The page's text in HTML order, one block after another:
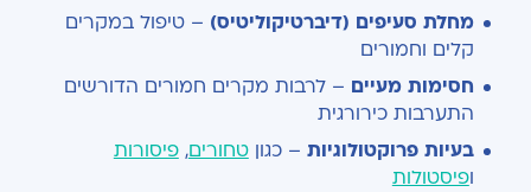
מחלת סעיפים (דיברטיקוליטיס) –טיפול במקרים
קלים וחמורים
חסימות מעיים –לרבות מקרים חמורים הדורשים
התערבות כירורגית
בעיות פרוקטולוגיות –כגוןטחורים,פיסורות
ופיסטולות